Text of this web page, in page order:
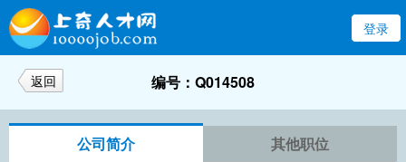
登录
返回 编号：Q014508
公司简介
其他职位